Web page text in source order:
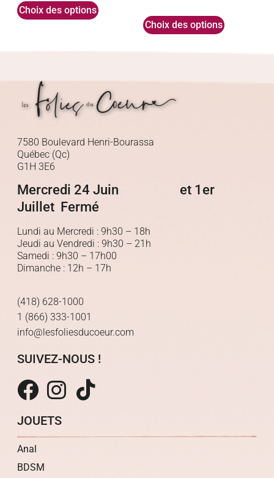
Choix des options
Choix des options
7580 Boulevard Henri-Bourassa
Québec (Qc)
G1H 3E6
Mercredi 24 Juin et 1er
Juillet Fermé
Lundi au Mercredi : 9h30 – 18h
Jeudi au Vendredi : 9h30 – 21h
Samedi : 9h30 – 17h00
Dimanche : 12h – 17h
(418) 628-1000
1 (866) 333-1001
info@lesfoliesducoeur.com
SUIVEZ-NOUS !
JOUETS
Anal
BDSM